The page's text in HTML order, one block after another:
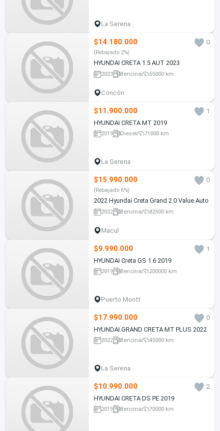
La Serena
$14.180.000 0
(Rebajado 2%)
HYUNDAI CRETA 1.5 AUT 2023
2023 Bencina 55000 km
Concón
$11.900.000
1
HYUNDAI CRETA MT 2019
2019 Diesel 71000 km
La Serena
$15.990.000 0
(Rebajado 6%)
2022 Hyundai Creta Grand 2.0 Value Auto
2022 Bencina 82500 km
Macul
$9.990.000
1
HYUNDAI Creta GS 1.6 2019
2019 Bencina 200000 km
Puerto Montt
$17.990.000
0
HYUNDAI GRAND CRETA MT PLUS 2022
2022 Bencina 45000 km
La Serena
$10.990.000
2
HYUNDAI CRETA DS PE 2019
2019 Bencina 70000 km